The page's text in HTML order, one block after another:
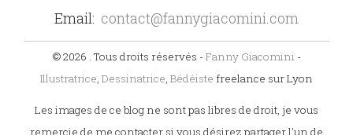
Email: contact@fannygiacomini.com
© 2026 . Tous droits réservés -Fanny Giacomini -
Illustratrice, Dessinatrice, Bédéiste freelance sur Lyon
Les images de ce blog ne sont pas libres de droit, je vous
remercie de me contacter si vous désirez partager l'un de